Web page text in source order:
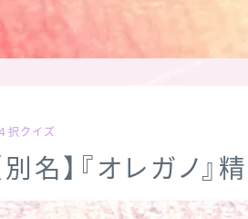
択クイズ
名】『オレガノ』